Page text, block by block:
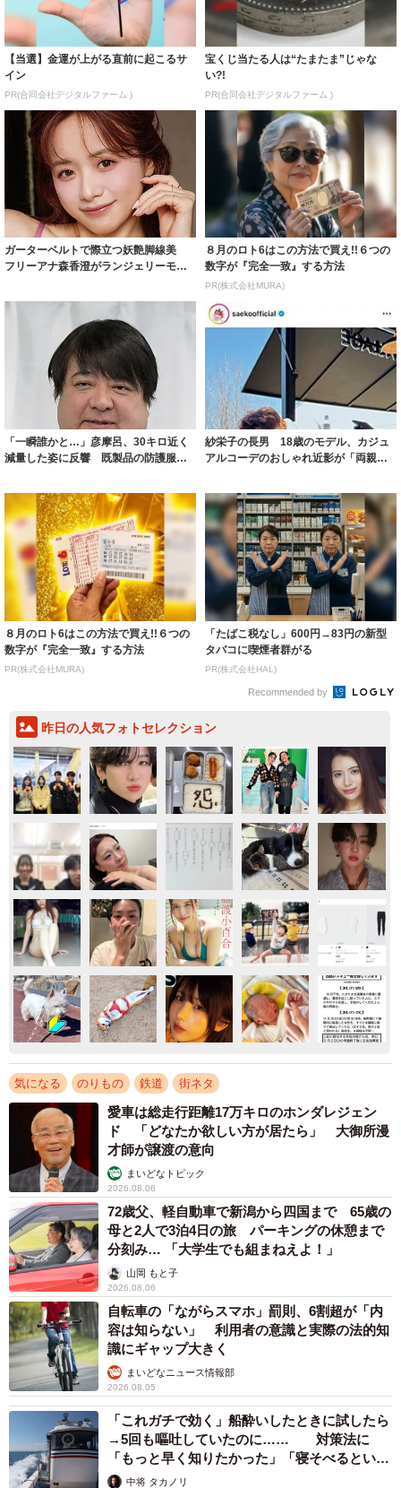
【当選】金運が上がる直前に起こるサ
イン
PR(合同会社デジタルファーム )
宝くじ当たる人は“たまたま”じゃな
い?!
PR(合同会社デジタルファーム )
ガーターベルトで際立つ妖艶脚線美
フリーアナ森香澄がランジェリーモデ
８月のロト6はこの方法で買え!!６つの
数字が『完全一致』する方法
PR(株式会社MURA)
「一瞬誰かと…」彦摩呂、30キロ近く
減量した姿に反響 既製品の防護服が
紗栄子の長男 18歳のモデル、カジュ
アルコーデのおしゃれ近影が「両親の
８月のロト6はこの方法で買え!!６つの
数字が『完全一致』する方法
PR(株式会社MURA)
「たばこ税なし」600円→83円の新型
タバコに喫煙者群がる
PR(株式会社HAL)
Recommended by
昨日の人気フォトセレクション
気になる のりもの 鉄道 街ネタ
愛車は総走行距離17万キロのホンダレジェン
ド 「どなたか欲しい方が居たら」 大御所漫
才師が譲渡の意向
まいどなトピック
2026.08.06
72歳父、軽自動車で新潟から四国まで 65歳の
母と2人で3泊4日の旅 パーキングの休憩まで
分刻み… 「大学生でも組まねえよ！」
山岡 もと子
2026.08.06
自転車の「ながらスマホ」罰則、6割超が「内
容は知らない」 利用者の意識と実際の法的知
識にギャップ大きく
まいどなニュース情報部
2026.08.05
「これガチで効く」船酔いしたときに試したら
→5回も嘔吐していたのに…… 対策法に
「もっと早く知りたかった」「寝そべるといい
らしい」
中将 タカノリ